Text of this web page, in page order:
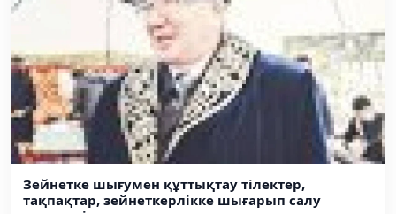
Зейнетке шығумен құттықтау тілектер,
тақпақтар, зейнеткерлікке шығарып салу